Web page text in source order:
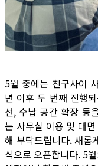
5월 중에는 친구사이
년 이후 두 번째 진행
선, 수납 공간 확장 등
는 사무실 이용 및 대
해 부탁드립니다. 새롭
식으로 오픈합니다. 5